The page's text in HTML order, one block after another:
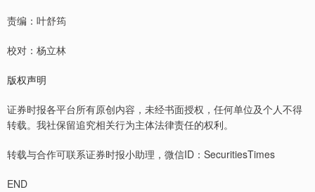
责编：叶舒筠
校对：杨立林
版权声明
证券时报各平台所有原创内容，未经书面授权，任何单位及个人不得
转载。我社保留追究相关行为主体法律责任的权利。
转载与合作可联系证券时报小助理，微信ID：SecuritiesTimes
END